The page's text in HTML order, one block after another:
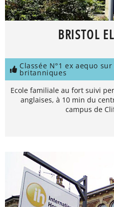
BRISTOL
Classée N°1 ex aequo
britanniques
Ecole familiale au fort suivi
anglaises, à 10 min du
campus de